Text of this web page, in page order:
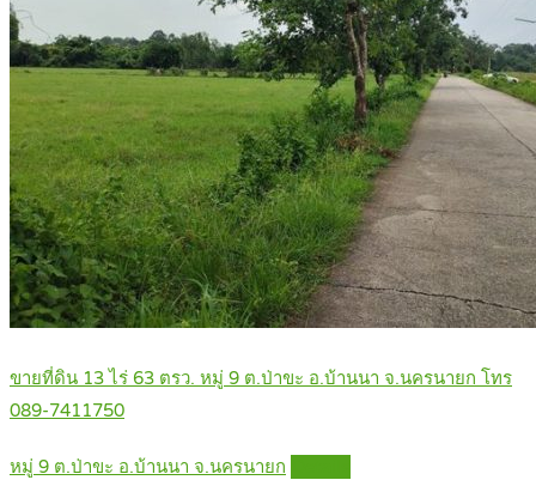
ขายที่ดิน 13 ไร่ 63 ตรว. หมู่ 9 ต.ป่าขะ อ.บ้านนา จ.นครนายก โทร
089-7411750
หมู่ 9 ต.ป่าขะ อ.บ้านนา จ.นครนายก